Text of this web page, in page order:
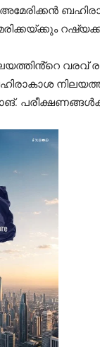
അമേരിക്കൻ